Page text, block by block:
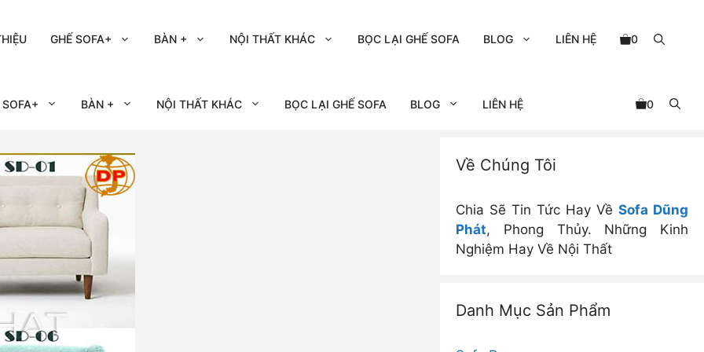
GHẾ SOFA+ BÀN + NỘI THẤT KHÁC BỌC LẠI GHẾ SOFA BLOG LIÊN HỆ 0
SOFA+ BÀN + NỘI THẤT KHÁC BỌC LẠI GHẾ SOFA BLOG LIÊN HỆ 0
Về Chúng Tôi
Chia Sẽ Tin Tức Hay Về Sofa Dũng
Phát, Phong Thủy. Những Kinh
Nghiệm Hay Về Nội Thất
Danh Mục Sản Phẩm